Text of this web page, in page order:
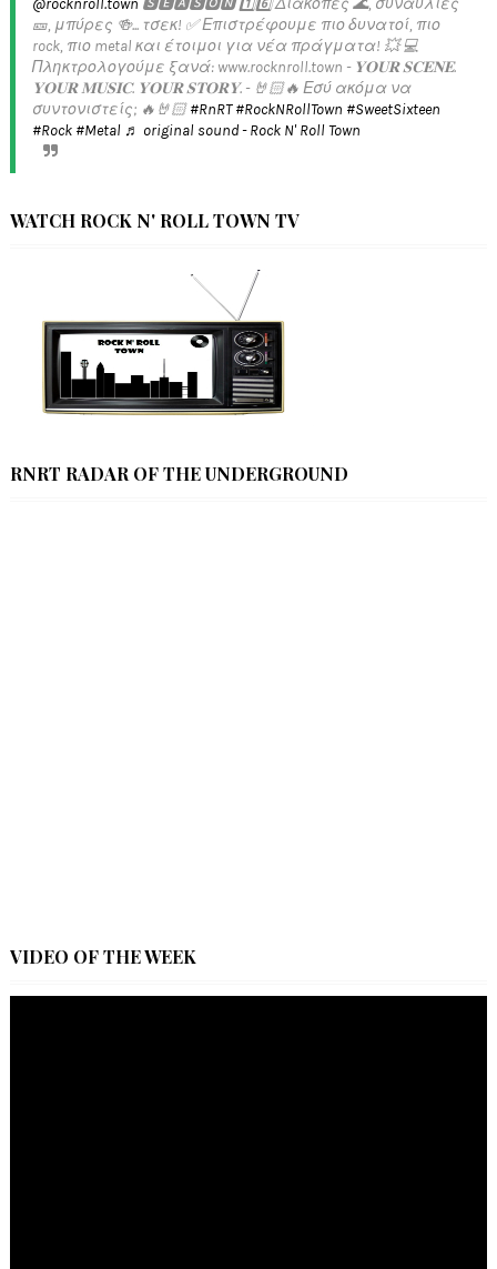
@rocknroll.town 🆂🅴🅰🆂🅾🅽 1️⃣6️⃣ Διακοπές 🌊, συναυλίες
🎫, μπύρες 🍻... τσεκ! ✅️ Επιστρέφουμε πιο δυνατοί, πιο
rock, πιο metal και έτοιμοι για νέα πράγματα! 💥 💻
Πληκτρολογούμε ξανά: www.rocknroll.town - 𝐘𝐎𝐔𝐑 𝐒𝐂𝐄𝐍𝐄.
𝐘𝐎𝐔𝐑 𝐌𝐔𝐒𝐈𝐂. 𝐘𝐎𝐔𝐑 𝐒𝐓𝐎𝐑𝐘. - 🤘🏻🔥 Εσύ ακόμα να
συντονιστείς; 🔥🤘🏻#RnRT #RockNRollTown #SweetSixteen
#Rock #Metal ♬ original sound - Rock N' Roll Town
WATCH ROCK N' ROLL TOWN TV
RNRT RADAR OF THE UNDERGROUND
VIDEO OF THE WEEK